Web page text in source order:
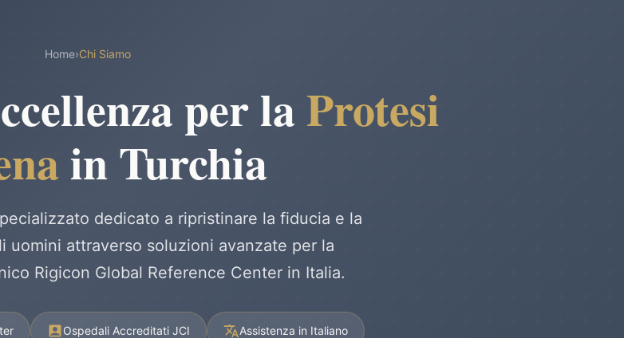
Home›Chi Siamo
per laProtesi
in Turchia
dedicato a ripristinare la fiducia e la
uomini attraverso soluzioni avanzate per la
Rigicon Global Reference Center in Italia.
Ospedali Accreditati JCI Assistenza in Italiano